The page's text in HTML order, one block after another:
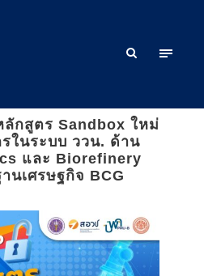
กสูตร Sandbox ใหม่
ในระบบ ววน. ด้าน
และ Biorefinery
นเศรษฐกิจ BCG